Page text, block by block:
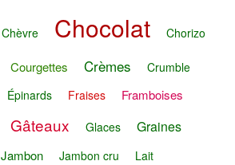
Chèvre Chocolat Chorizo
Courgettes Crèmes
Crumble
Épinards Fraises
Framboises
Gâteaux Glaces Graines
Jambon Jambon cru
Lait